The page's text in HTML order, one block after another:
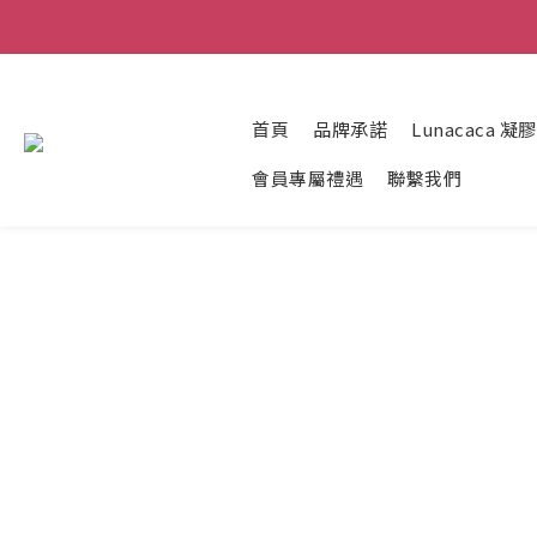
首頁 品牌承諾
Lunacaca 凝
會員專屬禮遇
聯繫我們